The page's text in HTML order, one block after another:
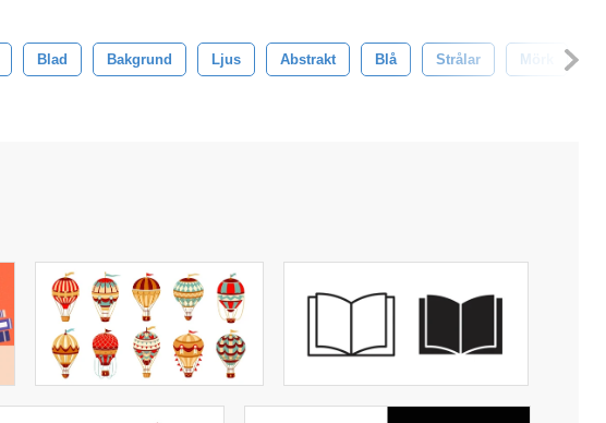
Blad Bakgrund Ljus Abstrakt Blå Strålar Mörk